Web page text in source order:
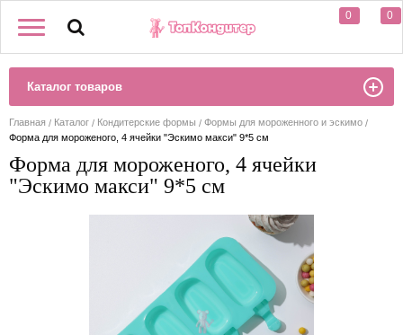
0 0
Каталог товаров
Главная Каталог Кондитерские формы
Формы для мороженного и эскимо
Форма для мороженого, 4 ячейки "Эскимо макси" 9*5 см
Форма для мороженого, 4 ячейки
"Эскимо макси" 9*5 см